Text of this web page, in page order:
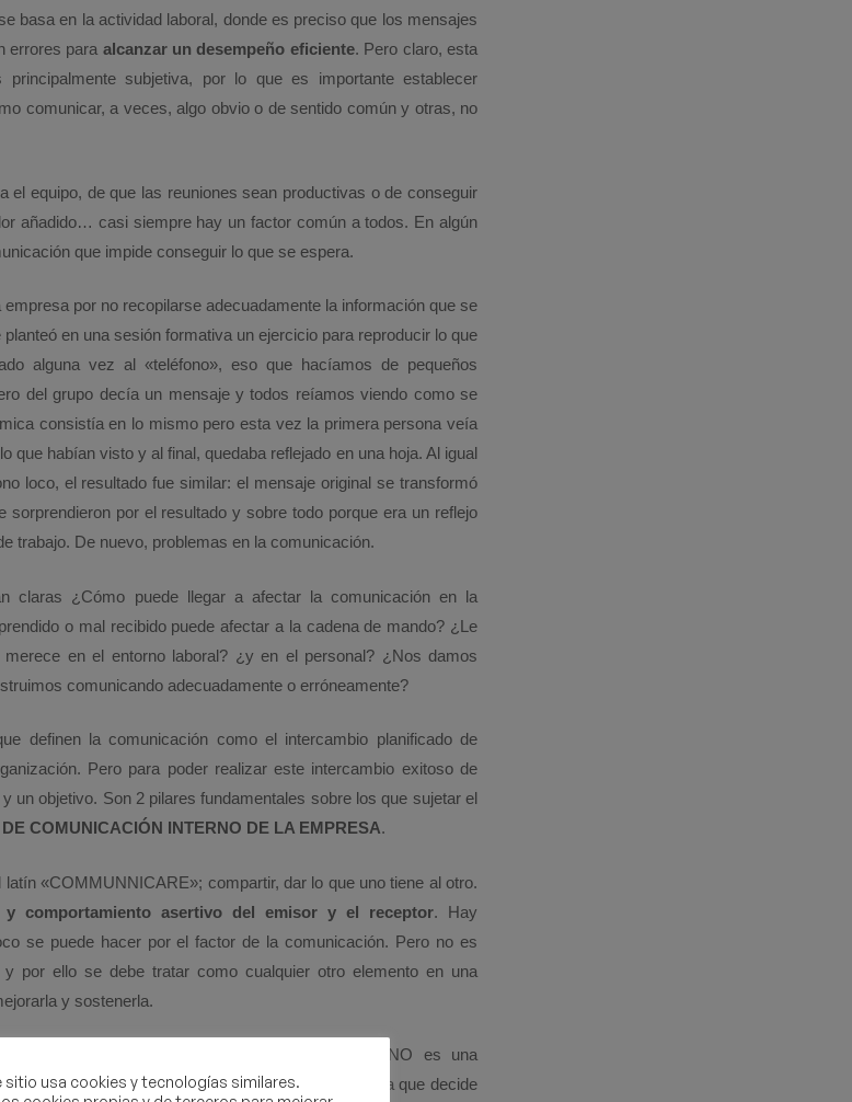
basa en la actividad laboral, donde es preciso que los mensajes
errores para alcanzar un desempeño eficiente. Pero claro, esta
subjetiva, por lo que es importante establecer
comunicar, a veces, algo obvio o de sentido común y otras, no
el equipo, de que las reuniones sean productivas o de conseguir
añadido… casi siempre hay un factor común a todos. En algún
que impide conseguir lo que se espera.
por no recopilarse adecuadamente la información que se
en una sesión formativa un ejercicio para reproducir lo que
alguna vez al «teléfono», eso que hacíamos de pequeños
del grupo decía un mensaje y todos reíamos viendo como se
consistía en lo mismo pero esta vez la primera persona veía
que habían visto y al final, quedaba reflejado en una hoja. Al igual
loco, el resultado fue similar: el mensaje original se transformó
sorprendieron por el resultado y sobre todo porque era un reflejo
trabajo. De nuevo, problemas en la comunicación.
claras ¿Cómo puede llegar a afectar la comunicación en la
o mal recibido puede afectar a la cadena de mando? ¿Le
en el entorno laboral? ¿y en el personal? ¿Nos damos
comunicando adecuadamente o erróneamente?
definen la comunicación como el intercambio planificado de
Pero para poder realizar este intercambio exitoso de
un objetivo. Son 2 pilares fundamentales sobre los que sujetar el
COMUNICACIÓN INTERNO DE LA EMPRESA.
«COMMUNNICARE»; compartir, dar lo que uno tiene al otro.
y comportamiento asertivo del emisor y el receptor. Hay
se puede hacer por el factor de la comunicación. Pero no es
por ello se debe tratar como cualquier otro elemento en una
y sostenerla.
de que el PLAN DE COMUNICACIÓN INTERNO es una
y necesariamente costosa para la empresa que decide
sitio usa cookies y tecnologías similares.